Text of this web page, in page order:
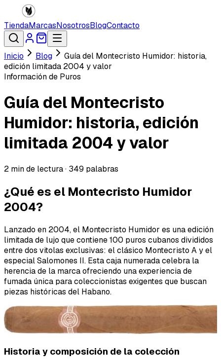
TiendaMarcasNosotrosBlogContacto
Inicio Blog
Guía del Montecristo Humidor: historia,
edición limitada 2004 y valor
Información de Puros
Guía del Montecristo
Humidor: historia, edición
limitada 2004 y valor
2 min de lectura · 349 palabras
¿Qué es el Montecristo Humidor
2004?
Lanzado en 2004, el Montecristo Humidor es una edición
limitada de lujo que contiene 100 puros cubanos divididos
entre dos vitolas exclusivas: el clásico Montecristo A y el
especial Salomones II. Esta caja numerada celebra la
herencia de la marca ofreciendo una experiencia de
fumada única para coleccionistas exigentes que buscan
piezas históricas del Habano.
Historia y composición de la colección